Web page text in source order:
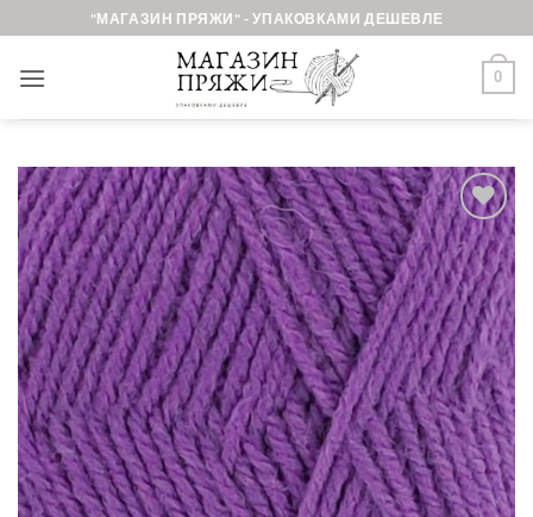
to
content
"МАГАЗИН ПРЯЖИ" - УПАКОВКАМИ ДЕШЕВЛЕ
0
Добавить в
избранное.